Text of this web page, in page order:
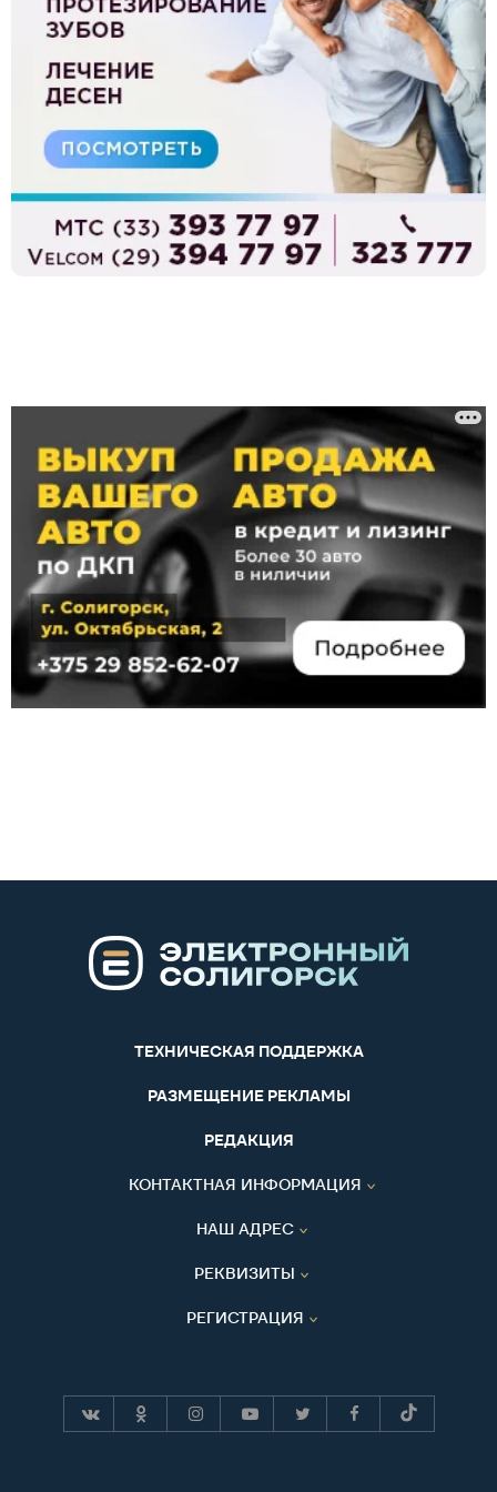
ТЕХНИЧЕСКАЯ ПОДДЕРЖКА
РАЗМЕЩЕНИЕ РЕКЛАМЫ
РЕДАКЦИЯ
КОНТАКТНАЯ ИНФОРМАЦИЯ
НАШ АДРЕС
РЕКВИЗИТЫ
РЕГИСТРАЦИЯ